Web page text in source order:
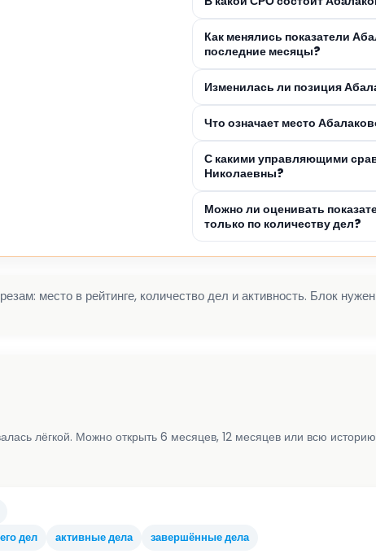
Как менялись показатели
последние месяцы?
Изменилась ли позиция
Что означает место
С какими управляющими
Николаевны?
Можно ли оценивать
только по количеству дел?
место в рейтинге, количество дел и активность. Блок
лёгкой. Можно открыть 6 месяцев, 12 месяцев или всю
дел активные дела завершённые дела